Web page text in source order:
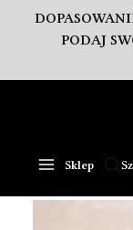
PODAJ
Sklep